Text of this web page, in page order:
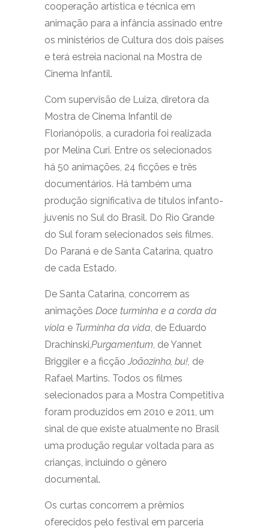
cooperação artística e técnica em
animação para a infância assinado entre
os ministérios de Cultura dos dois países
e terá estreia nacional na Mostra de
Cinema Infantil.
Com supervisão de Luiza, diretora da
Mostra de Cinema Infantil de
Florianópolis, a curadoria foi realizada
por Melina Curi. Entre os selecionados
há 50 animações, 24 ficções e três
documentários. Há também uma
produção significativa de títulos infanto-
juvenis no Sul do Brasil. Do Rio Grande
do Sul foram selecionados seis filmes.
Do Paraná e de Santa Catarina, quatro
de cada Estado.
De Santa Catarina, concorrem as
animações Doce turminha e a corda da
viola e Turminha da vida, de Eduardo
Drachinski,Purgamentum, de Yannet
Briggiler e a ficçãoJoãozinho, bu!, de
Rafael Martins. Todos os filmes
selecionados para a Mostra Competitiva
foram produzidos em 2010 e 2011, um
sinal de que existe atualmente no Brasil
uma produção regular voltada para as
crianças, incluindo o gênero
documental.
Os curtas concorrem a prêmios
oferecidos pelo festival em parceria